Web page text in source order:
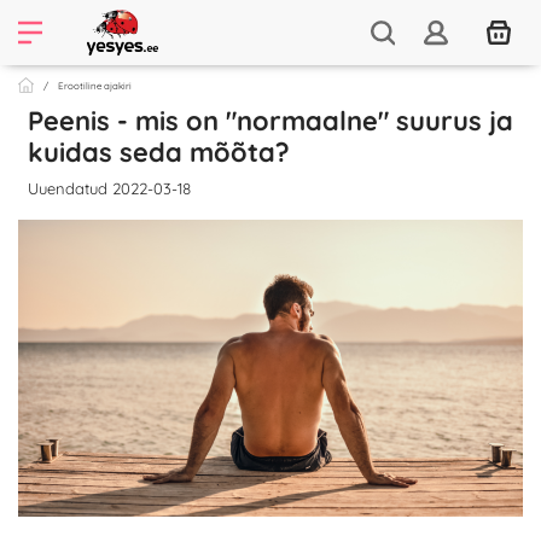
Erootiline ajakiri
Peenis - mis on "normaalne" suurus ja
kuidas seda mõõta?
Uuendatud 2022-03-18